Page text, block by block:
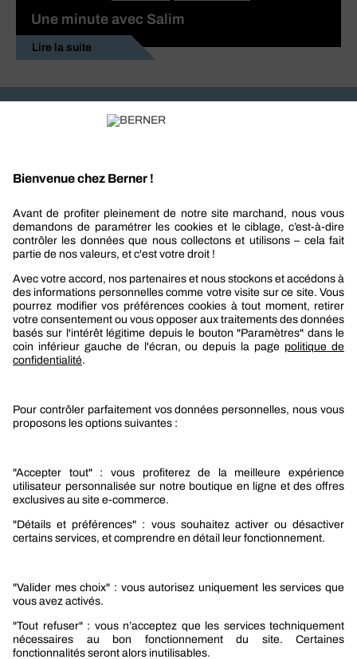
Une minute avec Salim
Lire la suite
Berner
Boutique Berner
Boutique Berner Industry Services
Le groupe Berner
Nos produits
Sélection produits automobile
Sélection produits bâtiment
Promotions
Nouveautés mobilité
Nouveautés construction